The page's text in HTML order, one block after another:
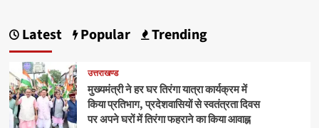
Latest Popular Trending
उत्तराखण्ड
मुख्यमंत्री ने हर घर तिरंगा यात्रा कार्यक्रम में
किया प्रतिभाग, प्रदेशवासियों से स्वतंत्रता दिवस
पर अपने घरों में तिरंगा फहराने का किया आवाह्न